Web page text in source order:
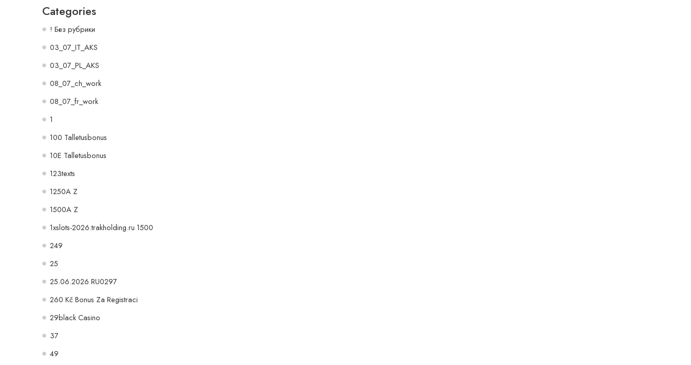
Categories
! Без рубрики
03_07_IT_AKS
03_07_PL_AKS
08_07_ch_work
08_07_fr_work
1
100 Talletusbonus
10E Talletusbonus
123texts
1250A Z
1500A Z
1xslots-2026.trakholding.ru 1500
249
25
25.06.2026 RU0297
260 Kč Bonus Za Registraci
29black Casino
37
49